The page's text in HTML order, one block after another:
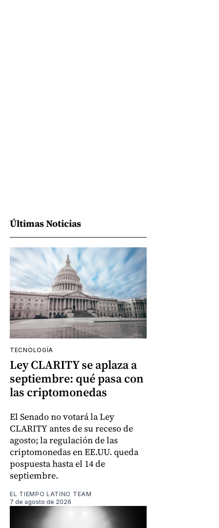
Últimas Noticias
TECNOLOGÍA
Ley CLARITY se aplaza a
septiembre: qué pasa con
las criptomonedas
El Senado no votará la Ley
CLARITY antes de su receso de
agosto; la regulación de las
criptomonedas en EE.UU. queda
pospuesta hasta el 14 de
septiembre.
EL TIEMPO LATINO TEAM
7 de agosto de 2026